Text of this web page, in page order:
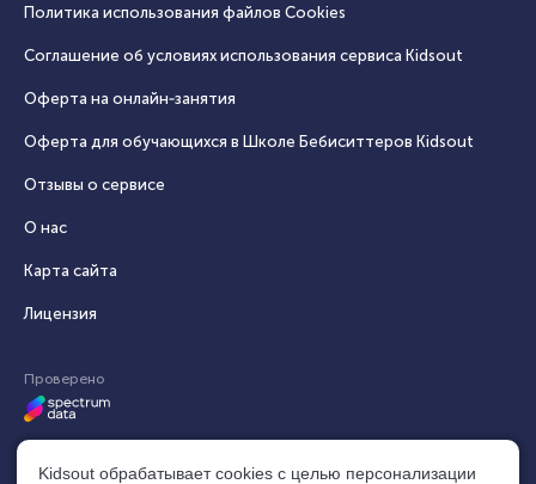
Политика использования файлов Cookies
Соглашение об условиях использования сервиса Кidsout
Оферта на онлайн‑занятия
Оферта для обучающихся в Школе Бебиситтеров Kidsout
Отзывы о сервисе
О нас
Карта сайта
Лицензия
Проверено
Kidsout обрабатывает cookies с целью персонализации